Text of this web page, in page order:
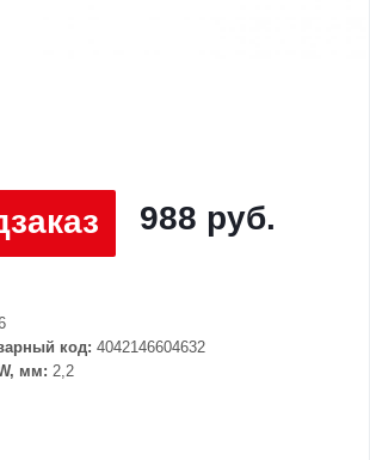
988 руб.
код: 4042146604632
мм: 2,2